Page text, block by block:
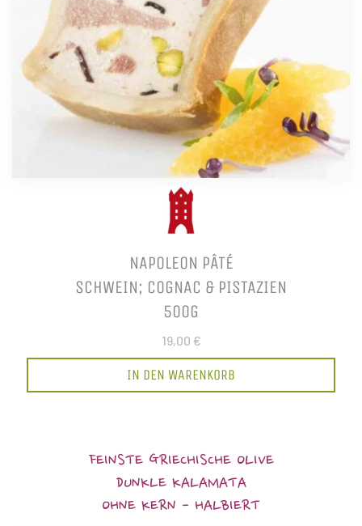
NAPOLEON PÂTÉ
SCHWEIN; COGNAC & PISTAZIEN
500G
19,00 €
IN DEN WARENKORB
FEINSTE GRIECHISCHE OLIVE
DUNKLE KALAMATA
OHNE KERN - HALBIERT